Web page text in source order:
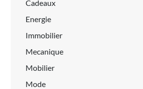
Cadeaux
Energie
Immobilier
Mecanique
Mobilier
Mode